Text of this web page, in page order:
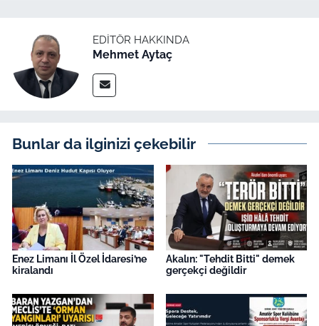
EDITÖR HAKKINDA
Mehmet Aytaç
Bunlar da ilginizi çekebilir
Enez Limanı İl Özel İdaresi’ne
kiralandı
Akalın: "Tehdit Bitti" demek
gerçekçi değildir